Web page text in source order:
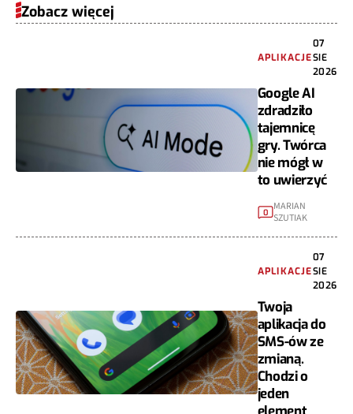
Zobacz więcej
APLIKACJE
07
SIE
2026
Google AI
zdradziło
tajemnicę
gry. Twórca
nie mógł w
to uwierzyć
0
MARIAN
SZUTIAK
APLIKACJE
07
SIE
2026
Twoja
aplikacja do
SMS-ów ze
zmianą.
Chodzi o
jeden